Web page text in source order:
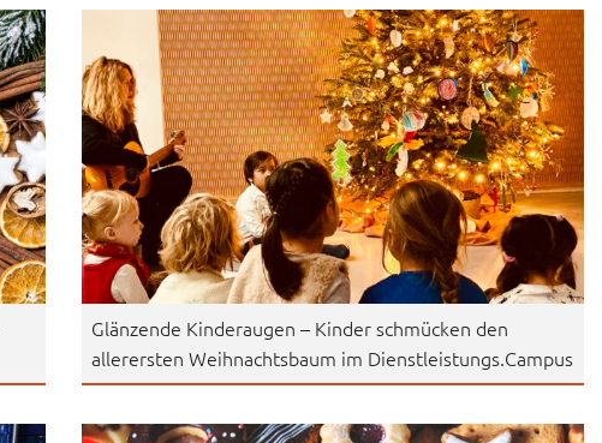
Glänzende Kinderaugen – Kinder schmücken den
allerersten Weihnachtsbaum im Dienstleistungs.Campus